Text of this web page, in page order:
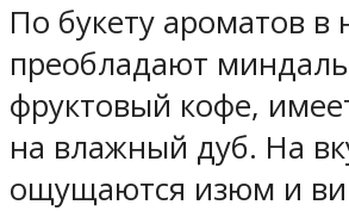
По букету ароматов в
преобладают
фруктовый кофе,
на влажный дуб. На
ощущаются изюм и